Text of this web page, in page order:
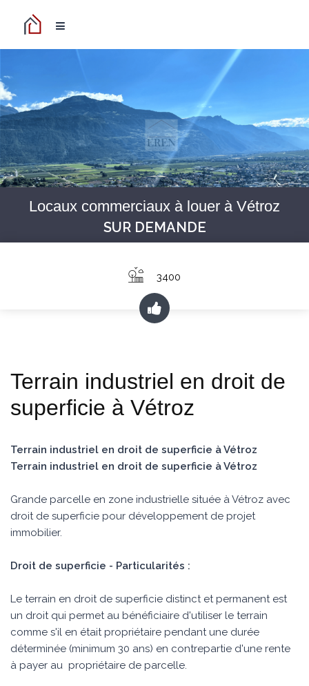
Locaux commerciaux à louer à Vétroz
SUR DEMANDE
3400
Terrain industriel en droit de
superficie à Vétroz
Terrain industriel en droit de superficie à Vétroz
Terrain industriel en droit de superficie à Vétroz
Grande parcelle en zone industrielle située à Vétroz avec
droit de superficie pour développement de projet
immobilier.
Droit de superficie - Particularités :
Le terrain en droit de superficie distinct et permanent est
un droit qui permet au bénéficiaire d'utiliser le terrain
comme s'il en était propriétaire pendant une durée
déterminée (minimum 30 ans) en contrepartie d'une rente
à payer au propriétaire de parcelle.